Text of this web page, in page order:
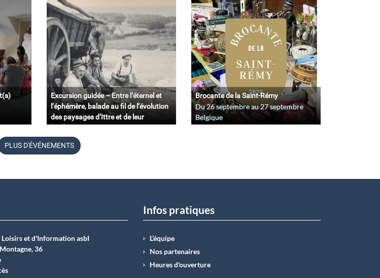
Excursion guidée – Entre l’éternel et
l’éphémère, balade au fil de l’évolution
des paysages d’Ittre et de leur
11 juin à 09
Belgique
Brocante de la Saint-Rémy
Du26 septembreau27 septembre
Belgique
PLUS D'ÉVÉNEMENTS
Loisirs et d'Information asbI
36
Infos pratiques
L’équipe
Nos partenaires
Heures d'ouverture